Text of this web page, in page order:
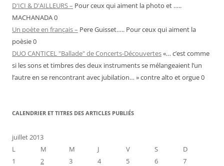
D'ICI & D'AILLEURS – Pour ceux qui aiment la photo et …..
MACHANADA 0
Un poète en français – Pere Guisset….. Pour ceux qui aiment la
poèsie 0
DUO CANTICEL "Ballade" de Concerts-Découvertes«… c’est comme
si les sons et timbres des deux instruments se mélangeaient l’un
l’autre en se rencontrant avec jubilation… » contre alto et orgue 0
CALENDRIER ET TITRES DES ARTICLES PUBLIÉS
juillet 2013
L
M M J V S
D
1
2 3 4 5 6
7